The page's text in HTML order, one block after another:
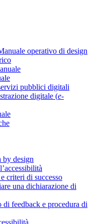
operativo di design
pubblici digitali
digitale (e-
by design
criteri di successo
una dichiarazione di
di feedback e procedura di